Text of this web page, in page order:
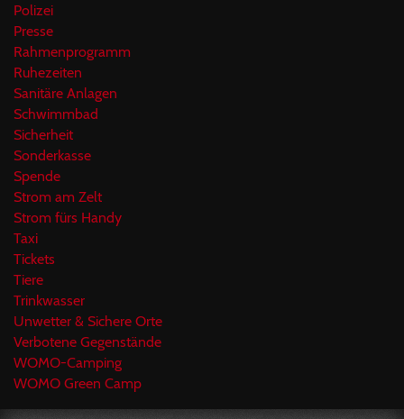
Polizei
Presse
Rahmenprogramm
Ruhezeiten
Sanitäre Anlagen
Schwimmbad
Sicherheit
Sonderkasse
Spende
Strom am Zelt
Strom fürs Handy
Taxi
Tickets
Tiere
Trinkwasser
Unwetter & Sichere Orte
Verbotene Gegenstände
WOMO-Camping
WOMO Green Camp